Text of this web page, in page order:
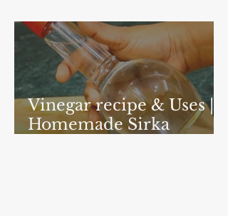
method| foodzlife.com
Vinegar recipe & Uses |
Homemade Sirka